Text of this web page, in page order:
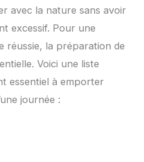
avec la nature sans avoir
excessif. Pour une
réussie, la préparation de
Voici une liste
essentiel à emporter
journée :